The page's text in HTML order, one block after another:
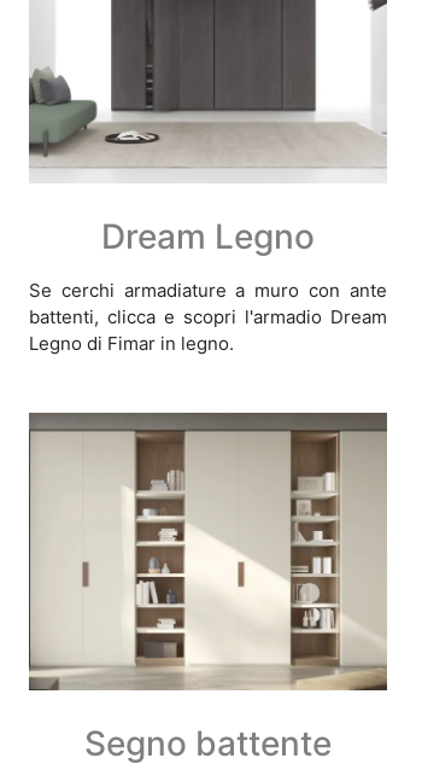
Dream Legno
Se cerchi armadiature a muro con ante
battenti, clicca e scopri l'armadio Dream
Legno di Fimar in legno.
Segno battente